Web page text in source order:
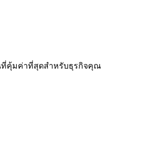
นที่คุ้มค่าที่สุดสำหรับธุรกิจคุณ